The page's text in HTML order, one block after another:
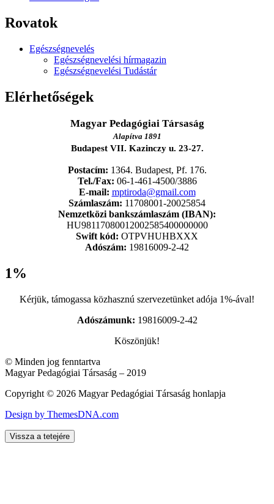
Rovatok
Egészségnevelés
Egészségnevelési hírmagazin
Egészségnevelési Tudástár
Elérhetőségek
Magyar Pedagógiai Társaság
Alapítva 1891
Budapest VII. Kazinczy u. 23-27.
Postacím: 1364. Budapest, Pf. 176.
Tel./Fax: 06-1-461-4500/3886
E-mail: mptiroda@gmail.com
Számlaszám: 11708001-20025854
Nemzetközi bankszámlaszám (IBAN):
HU98117080012002585400000000
Swift kód: OTPVHUHBXXX
Adószám: 19816009-2-42
1%
Kérjük, támogassa közhasznú szervezetünket adója 1%-ával!
Adószámunk: 19816009-2-42
Köszönjük!
© Minden jog fenntartva
Magyar Pedagógiai Társaság – 2019
Copyright © 2026 Magyar Pedagógiai Társaság honlapja
Design by ThemesDNA.com
Vissza a tetejére